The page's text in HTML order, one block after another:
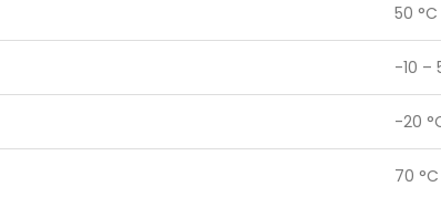
50 °C
-10 –
-20
70 °C